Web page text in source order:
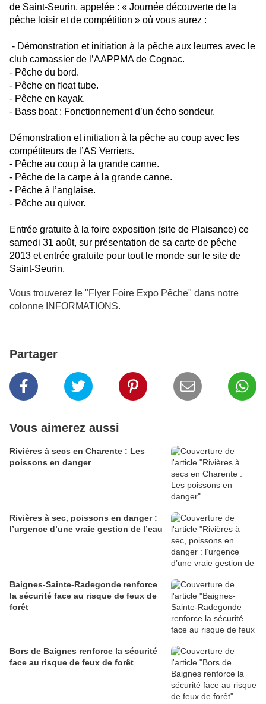
de Saint-Seurin, appelée : « Journée découverte de la
pêche loisir et de compétition » où vous aurez :
- Démonstration et initiation à la pêche aux leurres avec le
club carnassier de l’AAPPMA de Cognac.
- Pêche du bord.
- Pêche en float tube.
- Pêche en kayak.
- Bass boat : Fonctionnement d’un écho sondeur.
Démonstration et initiation à la pêche au coup avec les
compétiteurs de l’AS Verriers.
- Pêche au coup à la grande canne.
- Pêche de la carpe à la grande canne.
- Pêche à l’anglaise.
- Pêche au quiver.
Entrée gratuite à la foire exposition (site de Plaisance) ce
samedi 31 août, sur présentation de sa carte de pêche
2013 et entrée gratuite pour tout le monde sur le site de
Saint-Seurin.
Vous trouverez le "Flyer Foire Expo Pêche" dans notre
colonne INFORMATIONS.
Partager
Vous aimerez aussi
Rivières à secs en Charente : Les
poissons en danger
Rivières à sec, poissons en danger :
l’urgence d’une vraie gestion de l’eau
Baignes-Sainte-Radegonde renforce
la sécurité face au risque de feux de
forêt
Bors de Baignes renforce la sécurité
face au risque de feux de forêt